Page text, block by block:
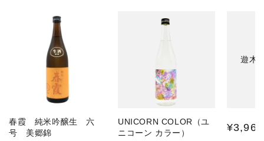
春霞 純米吟醸生 六
号 美郷錦
UNICORN COLOR（ユ
ニコーン カラー）
遊木
通
¥3,960